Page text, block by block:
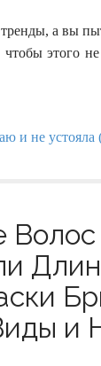
а вы
этого
и